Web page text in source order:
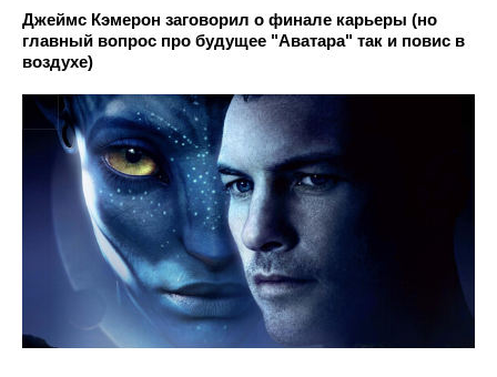
Джеймс Кэмерон заговорил о финале карьеры (но
главный вопрос про будущее "Аватара" так и повис в
воздухе)